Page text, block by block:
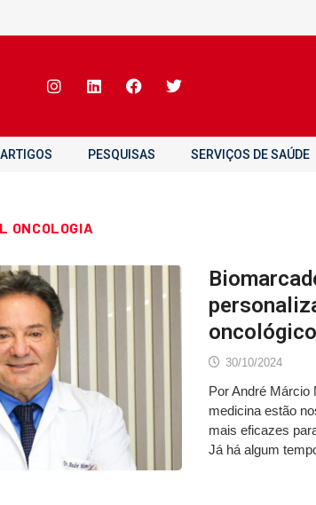
ARTIGOS PESQUISAS SERVIÇOS DE SAÚDE
ONCOLOGIA
oncológico
30/10/2024
Por André
medicina estão
mais eficazes
Já há algum